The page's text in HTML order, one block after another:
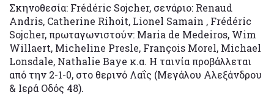
Σκηνοθεσία: Frédéric Sojcher, σενάριο: Renaud
Andris, Catherine Rihoit, Lionel Samain , Frédéric
Sojcher, πρωταγωνιστούν: Maria de Medeiros, Wim
Willaert, Micheline Presle, François Morel, Michael
Lonsdale, Nathalie Baye κ.α. Η ταινία προβάλλεται
από την 2-1-0, στο θερινό Λαΐς (Μεγάλου Αλεξάνδρου
& Ιερά Οδός 48).